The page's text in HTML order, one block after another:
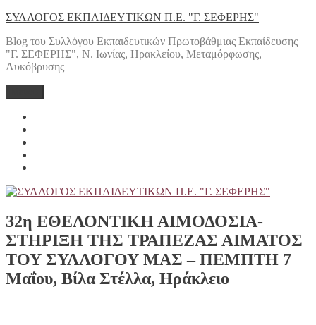
Μετάβαση
περιεχόμενο
ΣΥΛΛΟΓΟΣ ΕΚΠΑΙΔΕΥΤΙΚΩΝ Π.Ε. "Γ. ΣΕΦΕΡΗΣ"
Blog του Συλλόγου Εκπαιδευτικών Πρωτοβάθμιας Εκπαίδευσης
"Γ. ΣΕΦΕΡΗΣ", Ν. Ιωνίας, Ηρακλείου, Μεταμόρφωσης,
Λυκόβρυσης
32η ΕΘΕΛΟΝΤΙΚΗ ΑΙΜΟΔΟΣΙΑ-
ΣΤΗΡΙΞΗ ΤΗΣ ΤΡΑΠΕΖΑΣ ΑΙΜΑΤΟΣ
ΤΟΥ ΣΥΛΛΟΓΟΥ ΜΑΣ – ΠΕΜΠΤΗ 7
Μαΐου, Βίλα Στέλλα, Ηράκλειο